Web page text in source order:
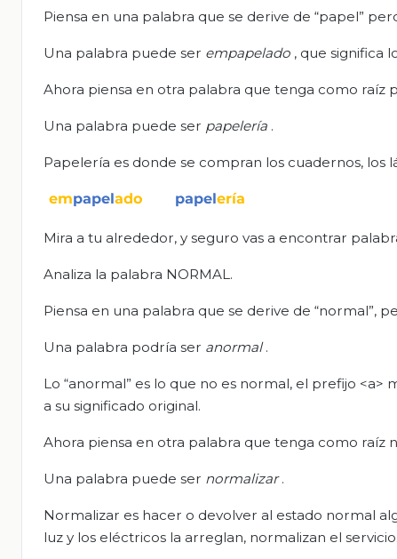
Piensa en una palabra que se derive de “papel”
Una palabra puede ser empapelado , que significa
Ahora piensa en otra palabra que tenga como raíz
Una palabra puede ser papelería .
Papelería es donde se compran los cuadernos, los
Mira a tu alrededor, y seguro vas a encontrar
Analiza la palabra NORMAL.
Piensa en una palabra que se derive de “normal”,
Una palabra podría ser anormal.
Lo “anormal” es lo que no es normal, el prefijo
a su significado original.
Ahora piensa en otra palabra que tenga como raíz
Una palabra puede ser normalizar.
Normalizar es hacer o devolver al estado normal
luz y los eléctricos la arreglan, normalizan el servicio.